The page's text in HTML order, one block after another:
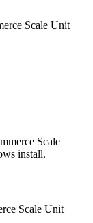
Scale Unit
Scale
install.
Scale Unit